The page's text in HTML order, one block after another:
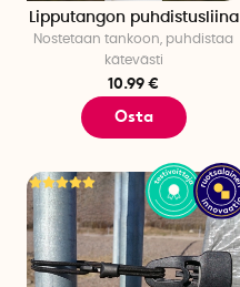
Lipputangon puhdistusliina
Nostetaan tankoon, puhdistaa
kätevästi
10.99 €
Osta